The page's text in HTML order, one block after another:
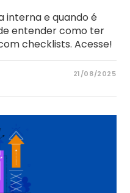
interna e quando é
entender como ter
checklists. Acesse!
21/08/2025